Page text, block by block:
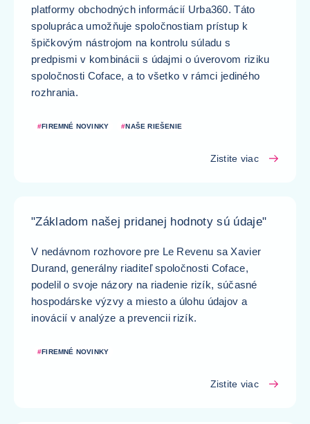
platformy obchodných informácií Urba360. Táto
spolupráca umožňuje spoločnostiam prístup k
špičkovým nástrojom na kontrolu súladu s
predpismi v kombinácii s údajmi o úverovom riziku
spoločnosti Coface, a to všetko v rámci jediného
rozhrania.
#FIREMNÉ NOVINKY #NAŠE RIEŠENIE
Zistite viac
"Základom našej pridanej hodnoty sú údaje"
V nedávnom rozhovore pre Le Revenu sa Xavier
Durand, generálny riaditeľ spoločnosti Coface,
podelil o svoje názory na riadenie rizík, súčasné
hospodárske výzvy a miesto a úlohu údajov a
inovácií v analýze a prevencii rizík.
#FIREMNÉ NOVINKY
Zistite viac